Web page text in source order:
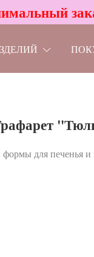
для печенья и